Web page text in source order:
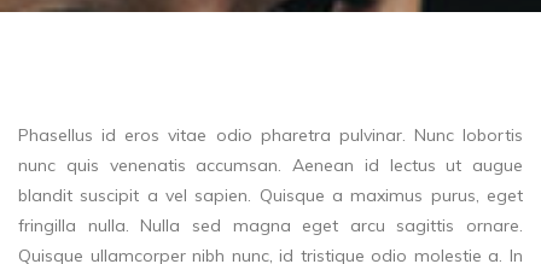
Phasellus id eros vitae odio pharetra pulvinar. Nunc lobortis
nunc quis venenatis accumsan. Aenean id lectus ut augue
blandit suscipit a vel sapien. Quisque a maximus purus, eget
fringilla nulla. Nulla sed magna eget arcu sagittis ornare.
Quisque ullamcorper nibh nunc, id tristique odio molestie a. In